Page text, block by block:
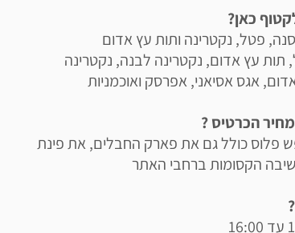
כאן?
פטל, נקטרינה ותות עץ אדום
תות עץ אדום, נקטרינה לבנה, נקטרינה
אגס אסיאני, אפרסק ואוכמניות
הכרטיס ?
פלוס כולל גם את פארק החבלים, את פינת
הקסומות ברחבי האתר